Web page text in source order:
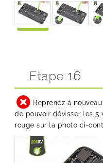
Etape 16
Reprenez à
de pouvoir dévisser les 5
rouge sur la photo ci-